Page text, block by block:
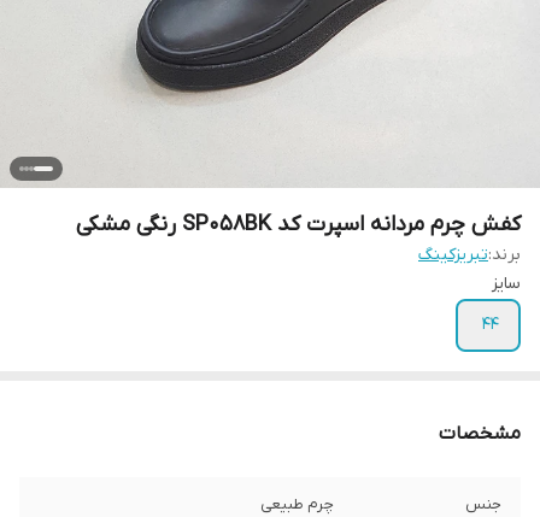
کفش چرم مردانه اسپرت کد SP058BK رنگی مشکی
برند:تبریزکینگ
سایز
44
مشخصات
جنس چرم طبیعی